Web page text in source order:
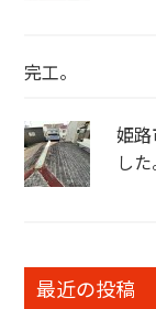
完工。
姫
した
最近の投稿